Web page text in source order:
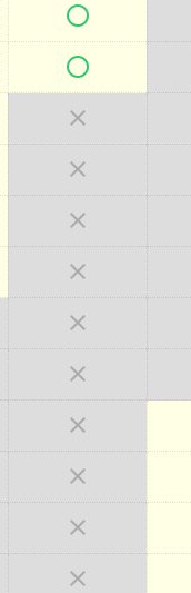











